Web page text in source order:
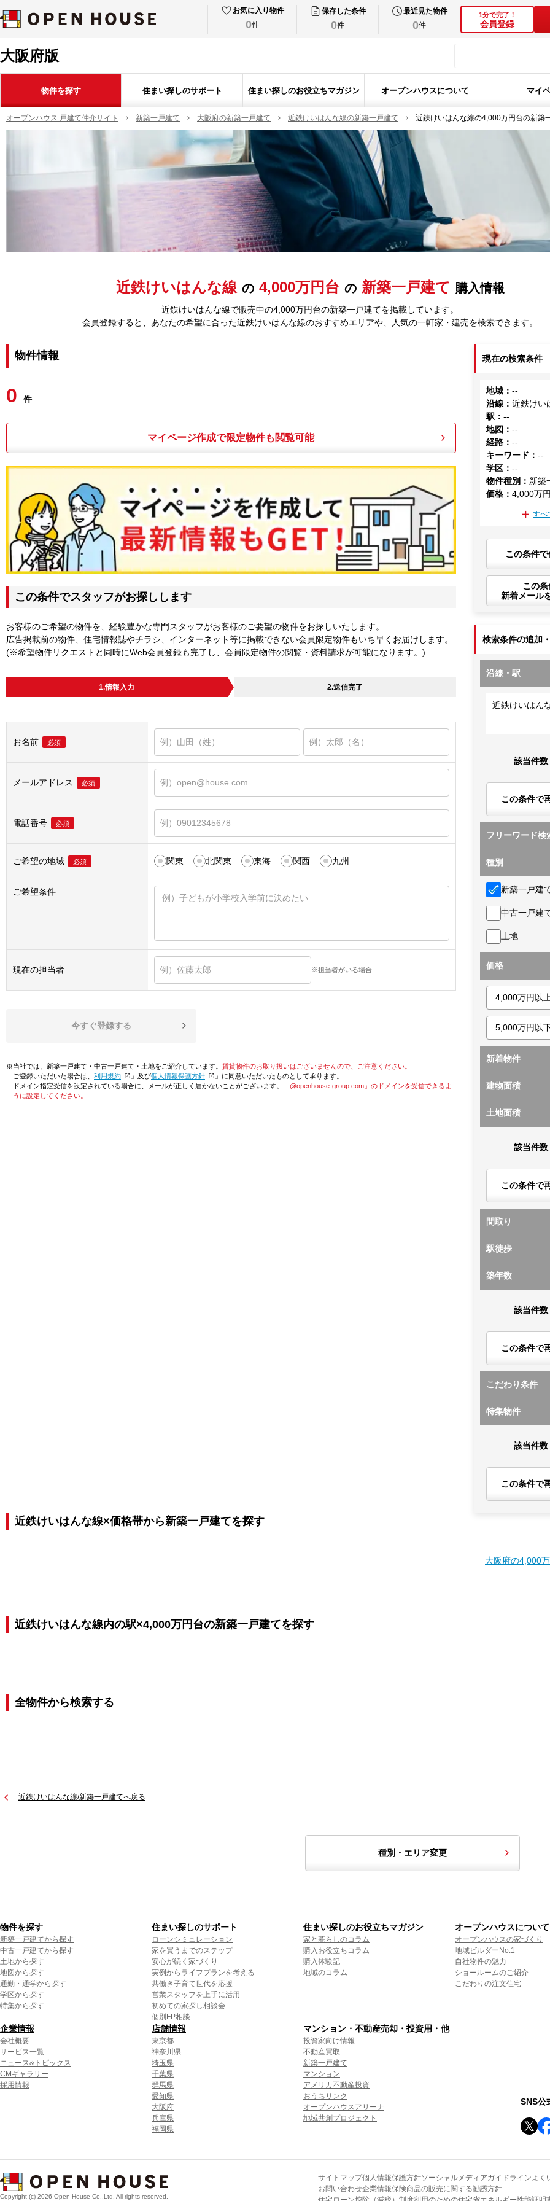
お気に入り物件
0件
保存した条件
0件
最近見た物件
0件
1分で完了！
会員登録
大阪府版
物件を探す 住まい探しのサポート 住まい探しのお役立ちマガジン オープンハウスについて マイ
オープンハウス 戸建て仲介サイト 新築一戸建て 大阪府の新築一戸建て 近鉄けいはんな線の新築一戸建て 近鉄けいはんな線の4,000万円台の新築
近鉄けいはんな線 の 4,000万円台 の 新築一戸建て 購入情報
近鉄けいはんな線で販売中の4,000万円台の新築一戸建てを掲載しています。
会員登録すると、あなたの希望に合った近鉄けいはんな線のおすすめエリアや、人気の一軒家・建売を検索できます。
物件情報
0 件
マイページ作成で限定物件も閲覧可能
この条件でスタッフがお探しします
お客様のご希望の物件を、経験豊かな専門スタッフがお客様のご要望の物件をお探しいたします。
広告掲載前の物件、住宅情報誌やチラシ、インターネット等に掲載できない会員限定物件もいち早くお届けします。
(※希望物件リクエストと同時にWeb会員登録も完了し、会員限定物件の閲覧・資料請求が可能になります。)
1.情報入力 2.送信完了
お名前 必須
メールアドレス 必須
電話番号 必須
ご希望の地域 必須 関東 北関東 東海 関西 九州
ご希望条件
現在の担当者 ※担当者がいる場合
今すぐ登録する
※当社では、新築一戸建て・中古一戸建て・土地をご紹介しています。 賃貸物件のお取り扱いはございませんので、ご注意ください。
ご登録いただいた場合は、「利用規約 」及び「個人情報保護方針
」に同意いただいたものとして承ります。
ドメイン指定受信を設定されている場合に、メールが正しく届かないことがございます。
「@openhouse-group.com」のドメインを受信できるよ
うに設定してください。
現在の検索条件
地域 ：--
沿線 ：近鉄けい
駅 ：--
地図 ：--
経路 ：--
キーワード ：--
学区 ：--
物件種別 ： 新築
価格 ：4,000万
すべ
この条件
この
新着メール
検索条件の追加
沿線・駅
近鉄けいはん
該当件数
この条件で
フリーワード検
種別
新築一戸建
中古一戸建
土地
価格
新着物件
建物面積
土地面積
該当件数
この条件で
間取り
駅徒歩
築年数
該当件数
この条件で
こだわり条件
特集物件
該当件数
この条件で
近鉄けいはんな線×価格帯から新築一戸建てを探す
大阪府の4,000
近鉄けいはんな線内の駅×4,000万円台の新築一戸建てを探す
全物件から検索する
近鉄けいはんな線/新築一戸建てへ戻る
種別・エリア変更
物件を探す
新築一戸建てから探す
中古一戸建てから探す
土地から探す
地図から探す
通勤・通学から探す
学区から探す
特集から探す
住まい探しのサポート
ローンシミュレーション
家を買うまでのステップ
安心が続く家づくり
実例からライフプランを考える
共働き子育て世代を応援
営業スタッフを上手に活用
初めての家探し相談会
個別FP相談
住まい探しのお役立ちマガジン
家と暮らしのコラム
購入お役立ちコラム
購入体験記
地域のコラム
オープンハウスについて
オープンハウスの家づくり
地域ビルダーNo.1
自社物件の魅力
ショールームのご紹介
こだわりの注文住宅
企業情報
会社概要
サービス一覧
ニュース&トピックス
CMギャラリー
採用情報
店舗情報
東京都
神奈川県
埼玉県
千葉県
群馬県
愛知県
大阪府
兵庫県
福岡県
マンション・不動産売却・投資用・他
投資家向け情報
不動産買取
新築一戸建て
マンション
アメリカ不動産投資
おうちリンク
オープンハウスアリーナ
地域共創プロジェクト
SNS公
Copyright (c) 2026 Open House Co.,Ltd. All rights reserved.
サイトマップ個人情報保護方針ソーシャルメディアガイドラインよく
お問い合わせ企業情報保険商品の販売に関する勧誘方針